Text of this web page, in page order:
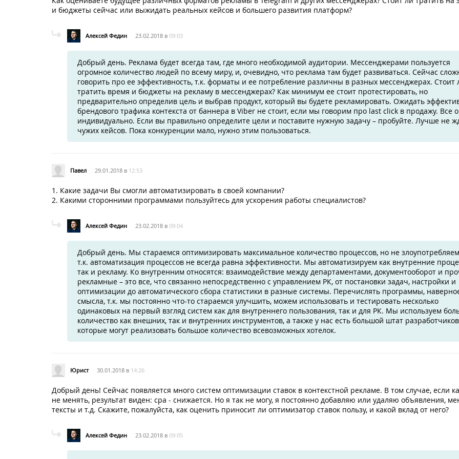
и бюджеты сейчас или выжидать реальных кейсов и большего развития платформ?
Алексей Федин 23.02.2018 в 09:03
Добрый день. Реклама будет всегда там, где много необходимой аудитории. Мессенджерами пользуется
огромное количество людей по всему миру, и, очевидно, что реклама там будет развиваться. Сейчас
говорить про ее эффективность, т.к. форматы и ее потребление различны в разных мессенджерах. Стоит
тратить время и бюджеты на рекламу в мессенджерах? Как минимум ее стоит протестировать, но
предварительно определив цель и выбрав продукт, который вы будете рекламировать. Ожидать
брендового трафика контекста от баннера в Viber не стоит, если мы говорим про last click в продажу. Все
индивидуально. Если вы правильно определите цели и поставите нужную задачу – пробуйте. Лучше не
чужих кейсов. Пока конкуренции мало, нужно этим пользоваться.
Павел 29.01.2018 в 12:53
1. Какие задачи Вы смогли автоматизировать в своей компании?
2. Какими сторонними программами пользуйтесь для ускорения работы специалистов?
Алексей Федин 23.02.2018 в 09:04
Добрый день. Мы стараемся оптимизировать максимальное количество процессов, но не
т.к. автоматизация процессов не всегда равна эффективности. Мы автоматизируем как внутренние
так и рекламу. Ко внутренним относятся: взаимодействие между департаментами, документооборот и
рекламные – это все, что связанно непосредственно с управлением РК, от постановки задач, настройки и
оптимизации до автоматического сбора статистики в разные системы. Перечислять программы,
смысла, т.к. мы постоянно что-то стараемся улучшить, можем использовать и тестировать несколько
одинаковых на первый взгляд систем как для внутреннего пользования, так и для РК. Мы используем
количество как внешних, так и внутренних инструментов, а также у нас есть большой штат
которые могут реализовать большое количество всевозможных хотелок.
Юрист 30.01.2018 в 14:26
Добрый день! Сейчас появляется много систем оптимизации ставок в контекстной рекламе. В том случае, если
не менять, результат виден: cpa - снижается. Но я так не могу, я постоянно добавляю или удаляю объявления,
тексты и т.д. Скажите, пожалуйста, как оценить приносит ли оптимизатор ставок пользу, и какой вклад от него?
Алексей Федин 23.02.2018 в 09:05